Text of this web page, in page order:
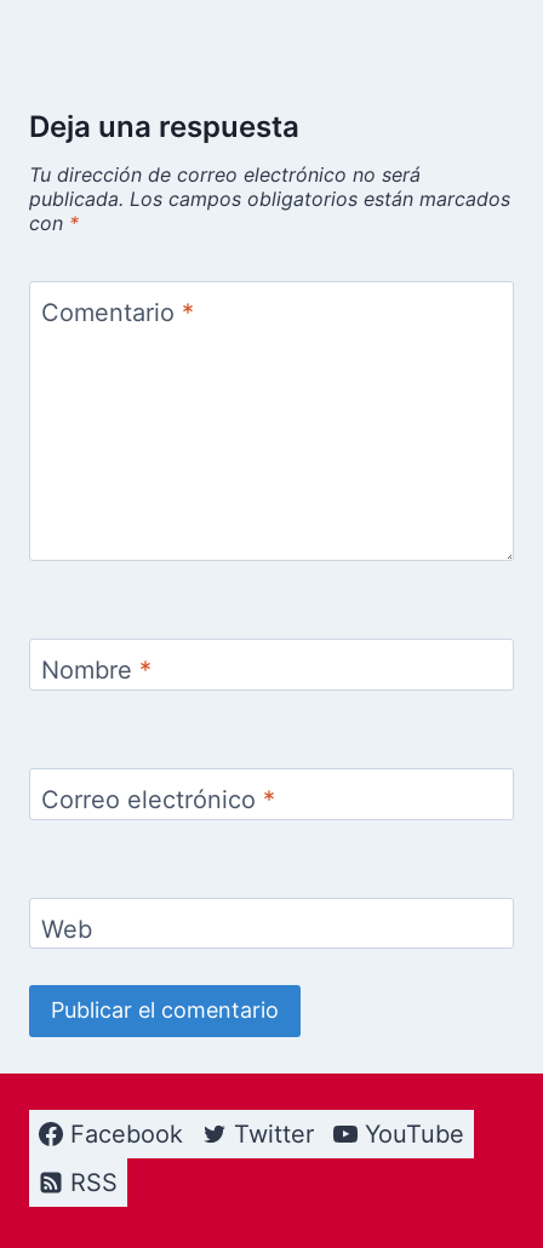
Deja una respuesta
Tu dirección de correo electrónico no será
publicada. Los campos obligatorios están marcados
con *
Comentario *
Nombre *
Correo electrónico *
Web
Facebook Twitter
YouTube
RSS